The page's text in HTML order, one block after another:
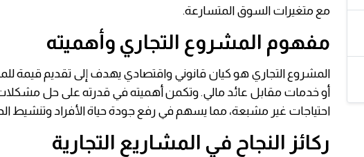
مع متغيرات السوق المتسارعة.
مفهوم المشروع التجاري وأهميته
المشروع التجاري هو كيان قانوني واقتصادي يهدف إلى تقديم قيمة
أو خدمات مقابل عائد مالي. وتكمن أهميته في قدرته على حل مشكلات
احتياجات غير مشبعة، مما يسهم في رفع جودة حياة الأفراد وتنشيط
ركائز النجاح في المشاريع التجارية